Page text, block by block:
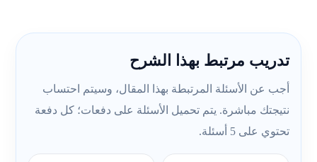
تدريب مرتبط بهذا الشرح
أجب عن الأسئلة المرتبطة بهذا المقال، وسيتم احتساب
نتيجتك مباشرة. يتم تحميل الأسئلة على دفعات؛ كل دفعة
تحتوي على 5 أسئلة.